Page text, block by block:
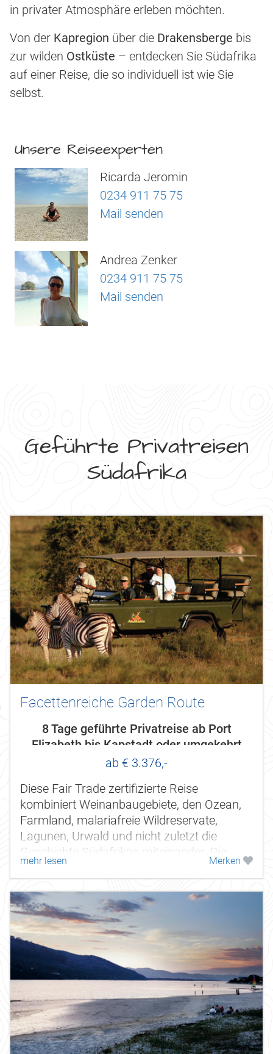
in privater Atmosphäre erleben möchten.
Von der Kapregion über die Drakensberge bis
zur wilden Ostküste – entdecken Sie Südafrika
auf einer Reise, die so individuell ist wie Sie
selbst.
Unsere Reiseexperten
Ricarda Jeromin
0234 911 75 75
Mail senden
Andrea Zenker
0234 911 75 75
Mail senden
Geführte Privatreisen
Südafrika
Facettenreiche Garden Route
8 Tage geführte Privatreise ab Port
Elizabeth bis Kapstadt oder umgekehrt
ab € 3.376,-
Diese Fair Trade zertifizierte Reise
kombiniert Weinanbaugebiete, den Ozean,
Farmland, malariafreie Wildreservate,
Lagunen, Urwald und nicht zuletzt die
Geschichte Südafrikas miteinander. Die
Geschichte beginnt mit den
portugiesischen...
mehr lesen Merken